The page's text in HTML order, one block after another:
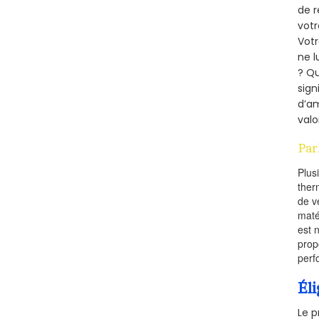
de
ne
?
de
est
Le